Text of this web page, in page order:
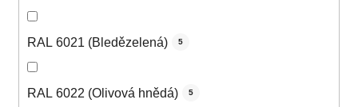
RAL 6021 (Bledězelená) 5
RAL 6022 (Olivová hnědá) 5